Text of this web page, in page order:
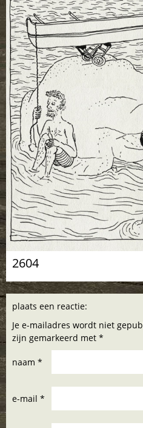
2604
plaats een reactie:
Je e-mailadres wordt niet
zijn gemarkeerd met *
naam *
e-mail *